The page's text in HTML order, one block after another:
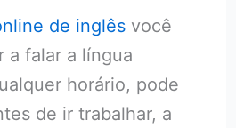
de inglêsvocê
a falar a língua
horário, pode
de ir trabalhar, a